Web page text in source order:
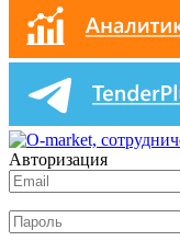
Авторизация